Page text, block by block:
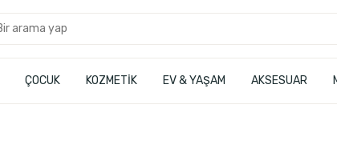
ÇOCUK KOZMETİK EV & YAŞAM AKSESUAR